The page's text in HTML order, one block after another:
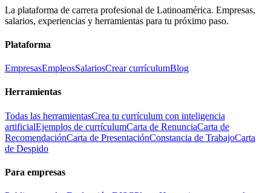
La plataforma de carrera profesional de Latinoamérica. Empresas,
salarios, experiencias y herramientas para tu próximo paso.
Plataforma
EmpresasEmpleosSalariosCrear currículumBlog
Herramientas
Todas las herramientasCrea tu currículum con inteligencia
artificialEjemplos de currículumCarta de RenunciaCarta de
RecomendaciónCarta de PresentaciónConstancia de TrabajoCarta
de Despido
Para empresas